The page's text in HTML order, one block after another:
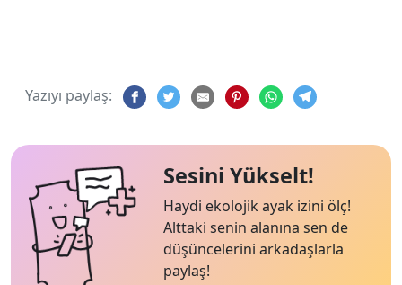
Yazıyı paylaş:
Sesini Yükselt!
Haydi ekolojik ayak izini ölç!
Alttaki senin alanına sen de
düşüncelerini arkadaşlarla
paylaş!